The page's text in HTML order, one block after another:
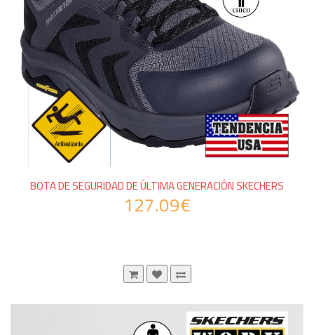
BOTA DE SEGURIDAD DE ÚLTIMA GENERACIÓN SKECHERS
127.09€